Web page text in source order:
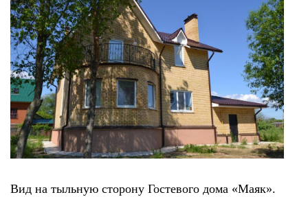
Вид на тыльную сторону Гостевого дома «Маяк».